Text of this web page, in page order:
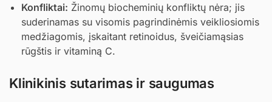
Konfliktai: Žinomų biocheminių konfliktų nėra; jis
suderinamas su visomis pagrindinėmis veikliosiomis
medžiagomis, įskaitant retinoidus, šveičiamąsias
rūgštis ir vitaminą C.
Klinikinis sutarimas ir saugumas